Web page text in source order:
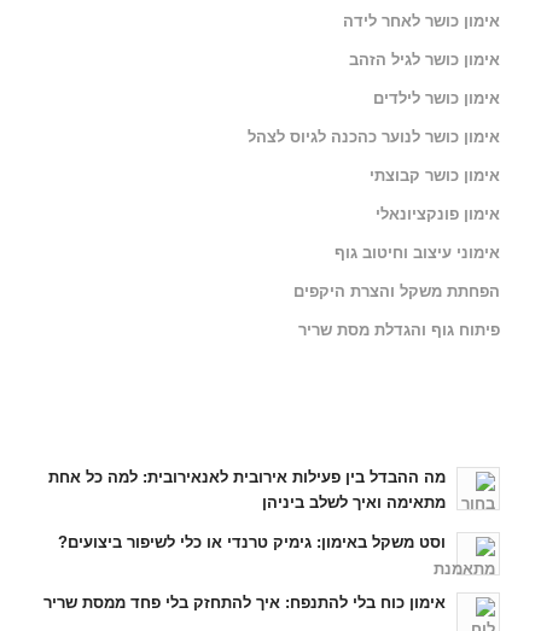
אימון כושר לאחר לידה
אימון כושר לגיל הזהב
אימון כושר לילדים
אימון כושר לנוער כהכנה לגיוס לצהל
אימון כושר קבוצתי
אימון פונקציונאלי
אימוני עיצוב וחיטוב גוף
הפחתת משקל והצרת היקפים
פיתוח גוף והגדלת מסת שריר
מה ההבדל בין פעילות אירובית לאנאירובית: למה כל אחת
מתאימה ואיך לשלב ביניהן
וסט משקל באימון: גימיק טרנדי או כלי לשיפור ביצועים?
אימון כוח בלי להתנפח: איך להתחזק בלי פחד ממסת שריר